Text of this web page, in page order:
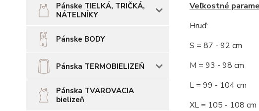
Pánske TIELKÁ, TRIČKÁ,
NÁTELNÍKY
Pánske BODY
Pánska TERMOBIELIZEŇ
Pánska TVAROVACIA
bielizeň
Veľkostné
Hruď:
S = 87 - 92 cm
M = 93 - 98
L = 99 - 104
XL = 105 - 108